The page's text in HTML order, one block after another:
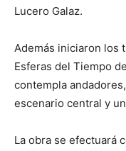
Lucero Galaz.
Además iniciaron los
Esferas del Tiempo
contempla
escenario central y
La obra se efectuará